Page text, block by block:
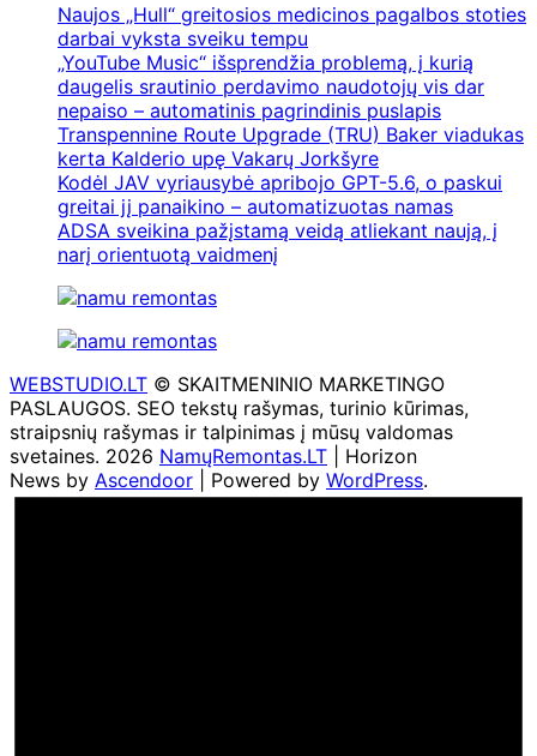
Naujos „Hull“ greitosios medicinos pagalbos stoties
darbai vyksta sveiku tempu
„YouTube Music“ išsprendžia problemą, į kurią
daugelis srautinio perdavimo naudotojų vis dar
nepaiso – automatinis pagrindinis puslapis
Transpennine Route Upgrade (TRU) Baker viadukas
kerta Kalderio upę Vakarų Jorkšyre
Kodėl JAV vyriausybė apribojo GPT-5.6, o paskui
greitai jį panaikino – automatizuotas namas
ADSA sveikina pažįstamą veidą atliekant naują, į
narį orientuotą vaidmenį
WEBSTUDIO.LT © SKAITMENINIO MARKETINGO
PASLAUGOS. SEO tekstų rašymas, turinio kūrimas,
straipsnių rašymas ir talpinimas į mūsų valdomas
svetaines. 2026 NamųRemontas.LT | Horizon
News by Ascendoor | Powered by WordPress.